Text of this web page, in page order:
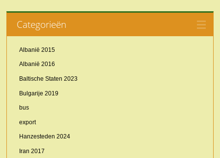
Categorieën
Albanië 2015
Albanië 2016
Baltische Staten 2023
Bulgarije 2019
bus
export
Hanzesteden 2024
Iran 2017